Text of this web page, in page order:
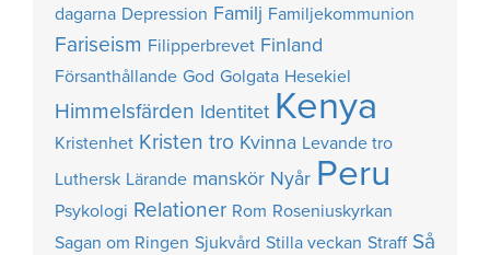
dagarna Depression Familj Familjekommunion
Fariseism Filipperbrevet Finland
Försanthållande God Golgata Hesekiel
Himmelsfärden Identitet Kenya
Kristenhet Kristen tro Kvinna Levande tro
Luthersk Lärande manskör Nyår Peru
Psykologi Relationer Rom Roseniuskyrkan
Sagan om Ringen Sjukvård Stilla veckan Straff Så